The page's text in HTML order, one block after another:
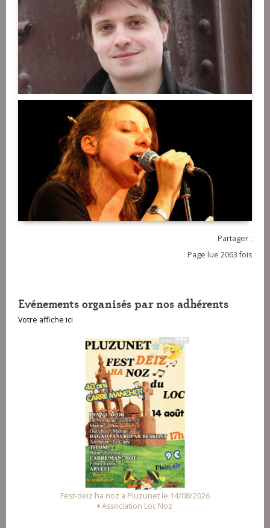
Partager :
Page lue 2063 fois
Evénements organisés par nos adhérents
Votre affiche ici
noz a Pluzunet le 14/08/2026
Fest Noz a Arzal le